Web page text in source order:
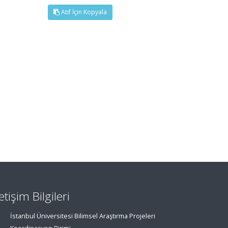
Atıf İçin Kopyala
Bilgileri
İstanbul Üniversitesi Bilimsel Araştırma Projeleri